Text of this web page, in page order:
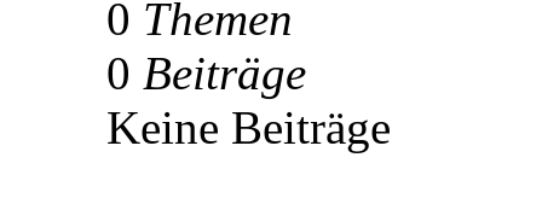
0 Themen
0 Beiträge
Keine Beiträge